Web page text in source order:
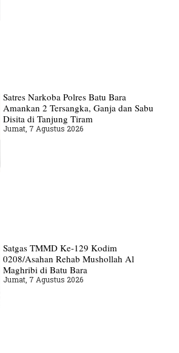
Satres Narkoba Polres Batu Bara
Amankan 2 Tersangka, Ganja dan Sabu
Disita di Tanjung Tiram
Jumat, 7 Agustus 2026
Satgas TMMD Ke-129 Kodim
0208/Asahan Rehab Mushollah Al
Maghribi di Batu Bara
Jumat, 7 Agustus 2026